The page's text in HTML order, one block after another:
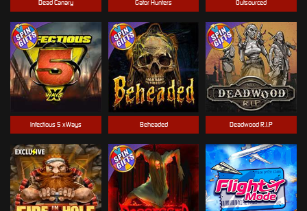
Outsourced
Deadwood R.I.P
Beheaded
Gator Hunters
Infectious 5 xWays
Dead Canary